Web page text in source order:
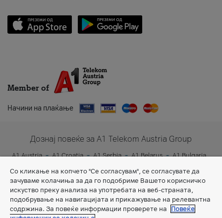
Member of
Начини на плаќање
Дознај повеќе за A1 Telekom Austria Group
A1 Austria A1 Croatia A1 Serbia A1 Belarus
A1 Bulgaria
Со кликање на копчето "Се согласувам", се согласувате да
зачуваме колачиња за да го подобриме Вашето корисничко
искуство преку анализа на употребата на веб-страната,
подобрување на навигацијата и прикажување на релевантна
содржина. За повеќе информации проверете на
Повеќе